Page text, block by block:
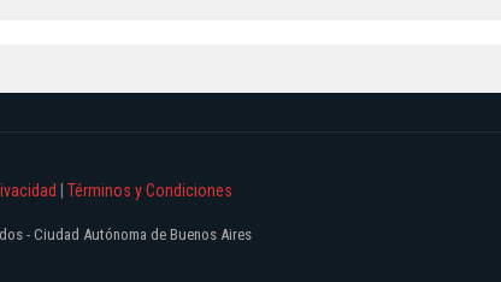
Términos y Condiciones
- Ciudad Autónoma de Buenos Aires